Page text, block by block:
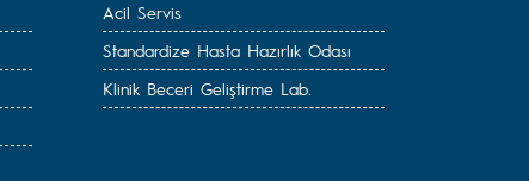
Acil Servis
Standardize Hasta Hazırlık Odası
Klinik Beceri Geliştirme Lab.